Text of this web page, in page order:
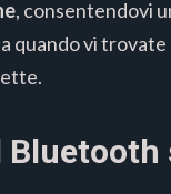
, consentendovi
quando vi trovate
Bluetooth